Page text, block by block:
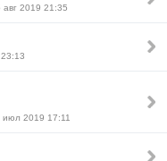
авг 2019 21:35
июл 2019 17:11